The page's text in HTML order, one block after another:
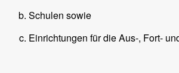
Schulen sowie
Einrichtungen für die Aus-, Fort-